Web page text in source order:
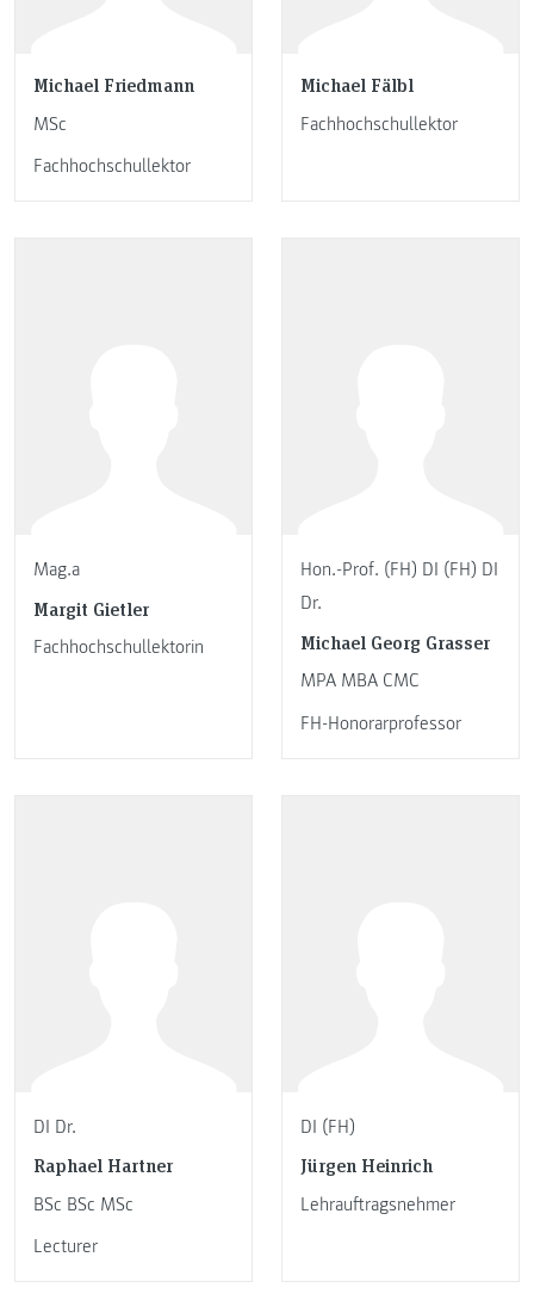
Michael Friedmann
MSc
Fachhochschullektor
Michael Fälbl
Fachhochschullektor
Mag.a
Margit Gietler
Fachhochschullektorin
Hon.-Prof. (FH) DI (FH) DI
Dr.
Michael Georg Grasser
MPA MBA CMC
FH-Honorarprofessor
DI Dr.
Raphael Hartner
BSc BSc MSc
Lecturer
DI (FH)
Jürgen Heinrich
Lehrauftragsnehmer